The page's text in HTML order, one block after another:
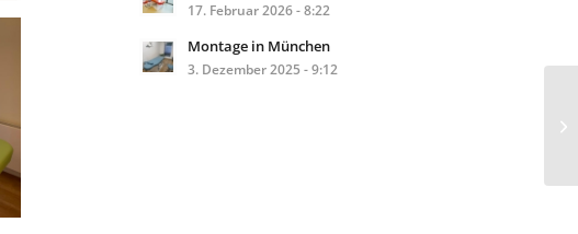
17. Februar 2026 - 8:22
Montage in München
3. Dezember 2025 - 9:12